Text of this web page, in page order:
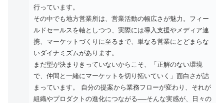
行っています。
その中でも地方営業所は、営業活動の幅広さが魅力。フィー
ルドセールスを軸としつつ、実際には導入支援やメディア連
携、マーケットづくりに至るまで、単なる営業にとどまらな
いダイナミズムがあります。
まだ型が決まりきっていないからこそ、「正解のない環境
で、仲間と一緒にマーケットを切り拓いていく」面白さが詰
まっています。 自分の提案から業務フローが変わり、それが
組織やプロダクトの進化につながる──そんな実感が、日々の